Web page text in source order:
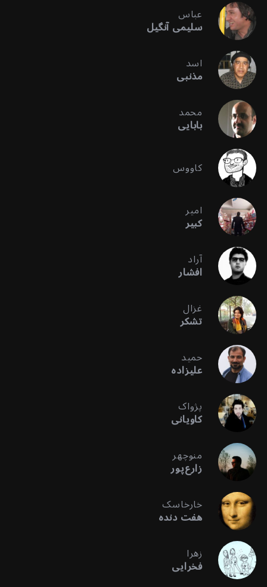
عباس
سلیمی آنگیل
اسد
مذنبی
محمد
بابایی
کاووس
امیر
کبیر
آراد
افشار
غزال
تشکر
حمید
علیزاده
پژواک
کاویانی
منوچهر
زارع‌پور
خارخاسک
هفت دنده
زهرا
فخرایی